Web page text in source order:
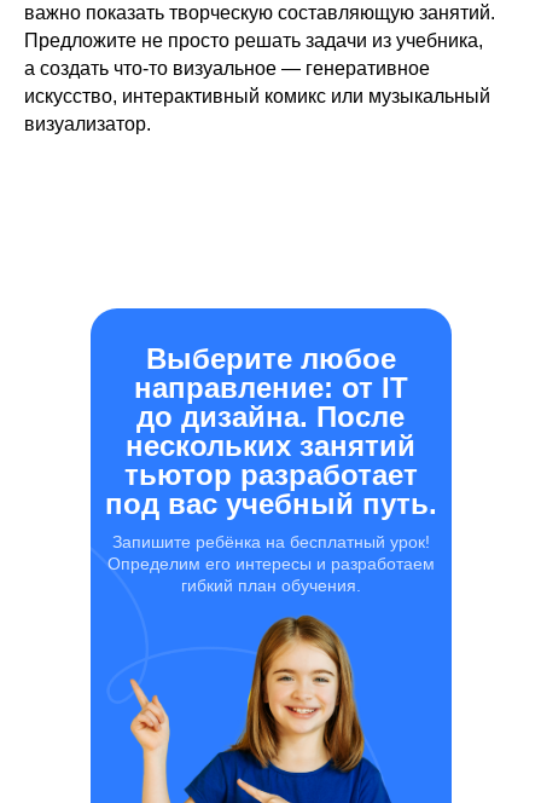
важно показать творческую составляющую занятий.
Предложите не просто решать задачи из учебника,
а создать что-то визуальное — генеративное
искусство, интерактивный комикс или музыкальный
визуализатор.
Запишите ребёнка на бесплатный урок!
Определим его интересы и разработаем
гибкий план обучения.
Выберите любое
направление: от IT
до дизайна. После
нескольких занятий
тьютор разработает
под вас учебный путь.